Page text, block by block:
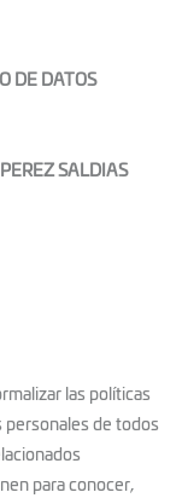
DE DATOS
SALDIAS
las políticas
personales de todos
para conocer,